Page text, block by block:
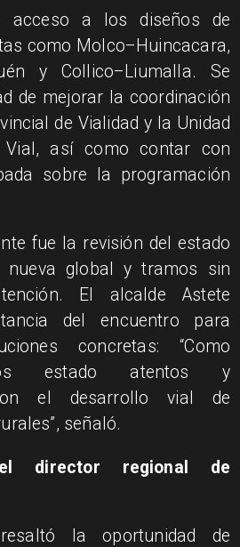
acceso a los diseños de
como Molco–Huincacara,
y Collico–Liumalla. Se
de mejorar la coordinación
de Vialidad y la Unidad
Vial, así como contar con
sobre la programación
fue la revisión del estado
global y tramos sin
El alcalde Astete
del encuentro para
concretas: “Como
estado atentos y
el desarrollo vial de
señaló.
director regional de
la oportunidad de